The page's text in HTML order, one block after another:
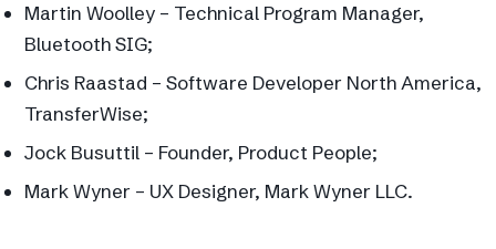
Martin Woolley – Technical Program Manager,
Bluetooth SIG;
Chris Raastad – Software Developer North America,
TransferWise;
Jock Busuttil – Founder, Product People;
Mark Wyner – UX Designer, Mark Wyner LLC.